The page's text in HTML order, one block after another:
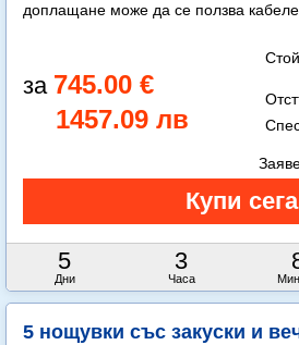
доплащане може да се ползва
745.00 €
1457.09 лв
5
Дни
3
Часа
5 нощувки със закуски и